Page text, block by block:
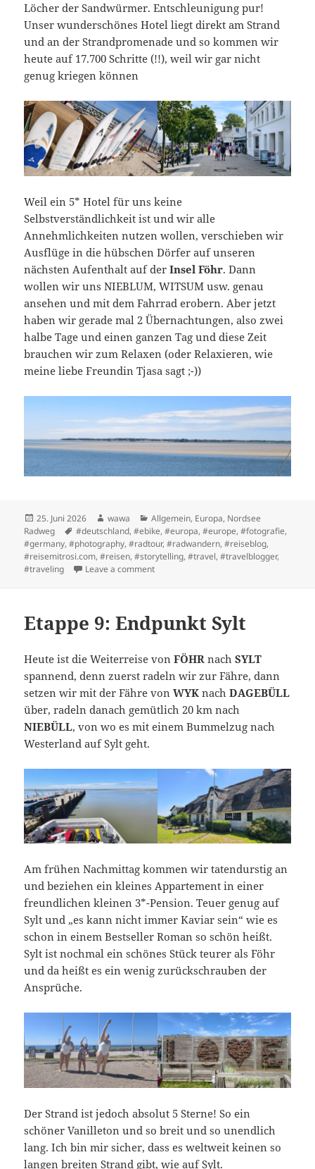
Löcher der Sandwürmer. Entschleunigung pur!
Unser wunderschönes Hotel liegt direkt am Strand
und an der Strandpromenade und so kommen wir
heute auf 17.700 Schritte (!!), weil wir gar nicht
genug kriegen können
Weil ein 5* Hotel für uns keine
Selbstverständlichkeit ist und wir alle
Annehmlichkeiten nutzen wollen, verschieben wir
Ausflüge in die hübschen Dörfer auf unseren
nächsten Aufenthalt auf derInsel Föhr. Dann
wollen wir uns NIEBLUM, WITSUM usw. genau
ansehen und mit dem Fahrrad erobern. Aber jetzt
haben wir gerade mal 2 Übernachtungen, also zwei
halbe Tage und einen ganzen Tag und diese Zeit
brauchen wir zum Relaxen (oder Relaxieren, wie
meine liebe Freundin Tjasa sagt ;-))
Posted
on
25. Juni 2026 Author
wawa Categories
Allgemein, Europa, Nordsee
Radweg
Tags
#deutschland,#ebike,#europa,#europe,#fotografie,
#germany,#photography,#radtour,#radwandern,#reiseblog,
#reisemitrosi.com,#reisen,#storytelling,#travel,#travelblogger,
#traveling
Leave a commenton Ich habe mich in Föhr verliebt
Etappe 9: Endpunkt Sylt
Heute ist die Weiterreise vonFÖHRnachSYLT
spannend, denn zuerst radeln wir zur Fähre, dann
setzen wir mit der Fähre vonWYKnachDAGEBÜLL
über, radeln danach gemütlich 20 km nach
NIEBÜLL, von wo es mit einem Bummelzug nach
Westerland auf Sylt geht.
Am frühen Nachmittag kommen wir tatendurstig an
und beziehen ein kleines Appartement in einer
freundlichen kleinen 3*-Pension. Teuer genug auf
Sylt und „es kann nicht immer Kaviar sein“ wie es
schon in einem Bestseller Roman so schön heißt.
Sylt ist nochmal ein schönes Stück teurer als Föhr
und da heißt es ein wenig zurückschrauben der
Ansprüche.
Der Strand ist jedoch absolut 5 Sterne! So ein
schöner Vanilleton und so breit und so unendlich
lang. Ich bin mir sicher, dass es weltweit keinen so
langen breiten Strand gibt, wie auf Sylt.